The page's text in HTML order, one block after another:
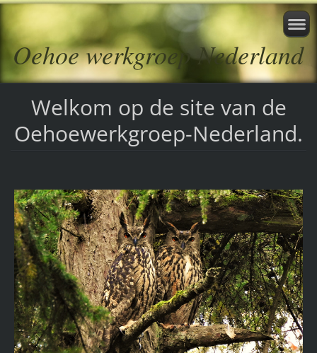
Oehoe werkgroep Nederland
Welkom op de site van de
Oehoewerkgroep-Nederland.